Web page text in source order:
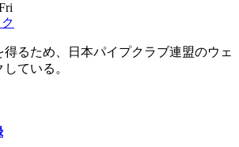
るため、日本パイプクラブ連盟のウェ
ている。